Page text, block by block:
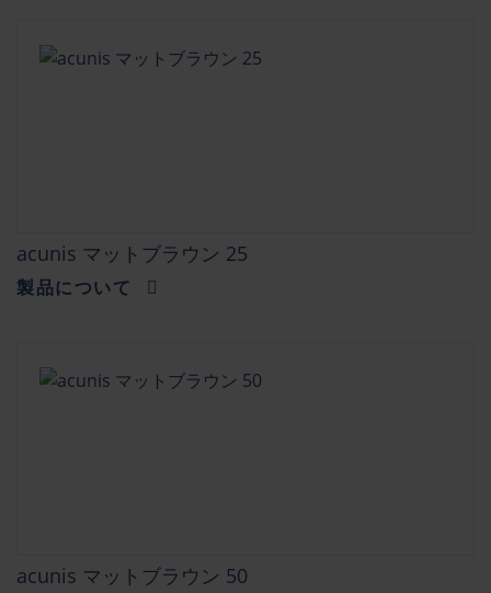
acunis マットブラウン 25
製品について
acunis マットブラウン 50